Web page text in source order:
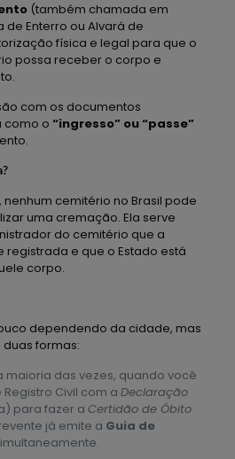
(também chamada em
de Enterro ou Alvará de
física e legal para que o
possa receber o corpo e
com os documentos
como o “ingresso” ou “passe”
cemitério no Brasil pode
uma cremação. Ela serve
do cemitério que a
e que o Estado está
corpo.
dependendo da cidade, mas
formas:
maioria das vezes, quando você
Civil com a Declaração
para fazer a Certidão de Óbito
já emite a Guia de